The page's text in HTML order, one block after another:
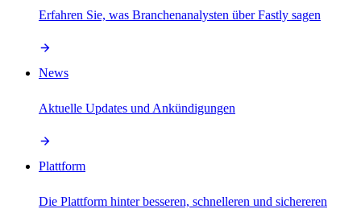
Erfahren Sie, was Branchenanalysten über Fastly sagen
News
Aktuelle Updates und Ankündigungen
Plattform
Die Plattform hinter besseren, schnelleren und sichereren